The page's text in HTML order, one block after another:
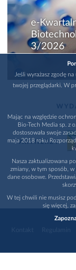
e-
3/2026
PARTNERZY
Jeśli wyrażasz zgodę
twojej przeglądarki. W
Mając na względzie
Bio-Tech Media sp. z
dostosowała swoje
maja 2018 roku
Nasza zaktualizowana
zmiany, w tym sposób,
dane osobowe.
W tej chwili nie musisz
się więcej,